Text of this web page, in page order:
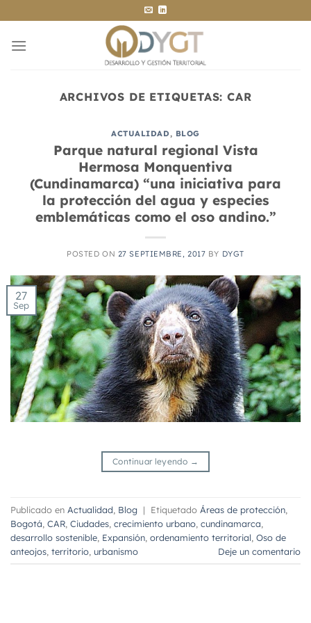
al
contenido
ARCHIVOS DE ETIQUETAS: CAR
ACTUALIDAD, BLOG
Parque natural regional Vista
Hermosa Monquentiva
(Cundinamarca) “una iniciativa para
la protección del agua y especies
emblemáticas como el oso andino.”
POSTED ON 27 SEPTIEMBRE, 2017 BY DYGT
27
Sep
Continuar leyendo →
Publicado en Actualidad Blog | Etiquetado Áreas de protección
Bogotá CAR Ciudades crecimiento urbano cundinamarca
desarrollo sostenible Expansión ordenamiento territorial Oso de
anteojos territorio urbanismo Deje un comentario